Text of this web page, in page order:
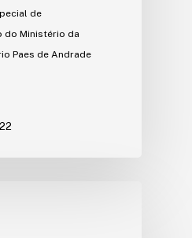
de
do Ministério da
Paes de Andrade